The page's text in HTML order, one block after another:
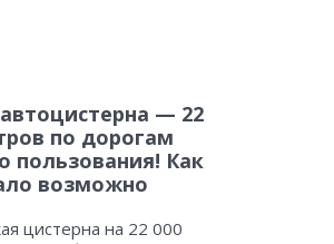
— 22
по дорогам
пользования! Как
возможно
цистерна на 22 000